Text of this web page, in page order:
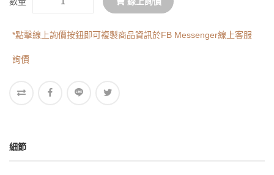
*點擊線上詢價按鈕即可複製商品資訊於FB Messenger線上客服
詢價
細節